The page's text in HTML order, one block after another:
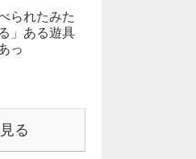
られたみた
」ある遊具
っ
る